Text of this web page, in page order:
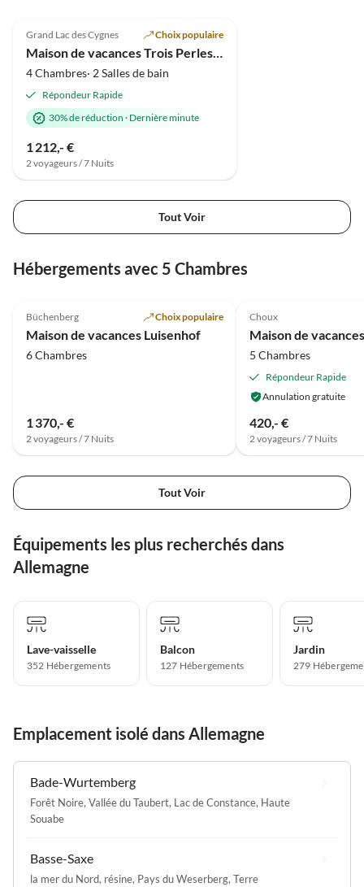
Wiedersehen. Herzlichen
Dank für alles! Nadine und
Andreas
zu Almen und auf Gipfel, hat
abwechslungsreiche
Grand Lac des Cygnes Choix populaire
4 Chambres· 2 Salles de bain
Répondeur Rapide
30% de réduction · Dernière minute
1 212,- €
2 voyageurs / 7 Nuits
Tout Voir
Hébergements avec 5 Chambres
Büchenberg Choix populaire
Maison de vacances Luisenhof
6 Chambres
1 370,- €
2 voyageurs / 7 Nuits
Paradis familial
Choux
5 Chambres
Répondeur Rapide
Annulation gratuite
420,- €
2 voyageurs / 7 Nuits
Tout Voir
Équipements les plus recherchés dans
Allemagne
Lave-vaisselle
352 Hébergements
Balcon
127 Hébergements
Jardin
279
Emplacement isolé dans Allemagne
Bade-Wurtemberg
Forêt Noire, Vallée du Taubert, Lac de Constance, Haute
Souabe
Basse-Saxe
la mer du Nord, résine, Pays du Weserberg, Terre